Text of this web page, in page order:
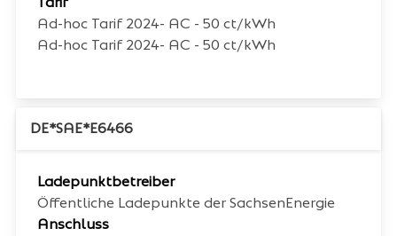
Ad-hoc Tarif 2024- AC - 50 ct/kWh
Ad-hoc Tarif 2024- AC - 50 ct/kWh
DE*SAE*E6466
Ladepunktbetreiber
Öffentliche Ladepunkte der SachsenEnergie
Anschluss